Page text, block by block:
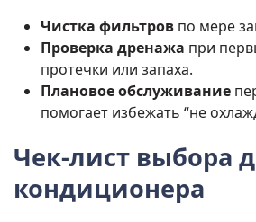
Чистка фильтров по мере
Проверка дренажа при
протечки или запаха.
Плановое обслуживание
помогает избежать “не
Чек-лист выбора
кондиционера